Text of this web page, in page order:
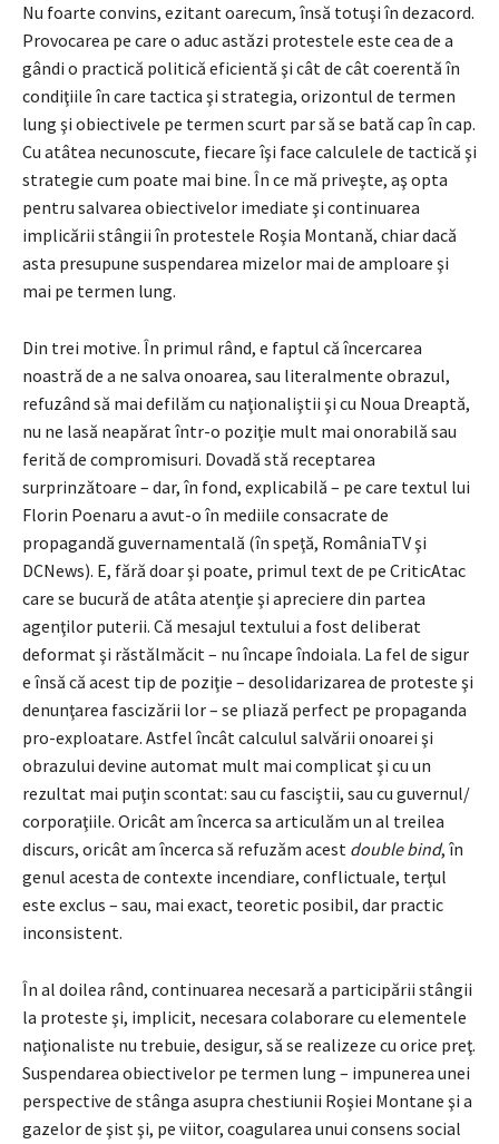
Nu foarte convins, ezitant oarecum, însă totuşi în dezacord.
Provocarea pe care o aduc astăzi protestele este cea de a
gândi o practică politică eficientă şi cât de cât coerentă în
condiţiile în care tactica şi strategia, orizontul de termen
lung şi obiectivele pe termen scurt par să se bată cap în cap.
Cu atâtea necunoscute, fiecare îşi face calculele de tactică şi
strategie cum poate mai bine. În ce mă priveşte, aş opta
pentru salvarea obiectivelor imediate şi continuarea
implicării stângii în protestele Roşia Montană, chiar dacă
asta presupune suspendarea mizelor mai de amploare şi
mai pe termen lung.
Din trei motive. În primul rând, e faptul că încercarea
noastră de a ne salva onoarea, sau literalmente obrazul,
refuzând să mai defilăm cu naţionaliştii şi cu Noua Dreaptă,
nu ne lasă neapărat într-o poziţie mult mai onorabilă sau
ferită de compromisuri. Dovadă stă receptarea
surprinzătoare – dar, în fond, explicabilă – pe care textul lui
Florin Poenaru a avut-o în mediile consacrate de
propagandă guvernamentală (în speţă, RomâniaTV şi
DCNews). E, fără doar şi poate, primul text de pe CriticAtac
care se bucură de atâta atenţie şi apreciere din partea
agenţilor puterii. Că mesajul textului a fost deliberat
deformat şi răstălmăcit – nu încape îndoiala. La fel de sigur
e însă că acest tip de poziţie – desolidarizarea de proteste şi
denunţarea fascizării lor – se pliază perfect pe propaganda
pro-exploatare. Astfel încât calculul salvării onoarei şi
obrazului devine automat mult mai complicat şi cu un
rezultat mai puţin scontat: sau cu fasciştii, sau cu guvernul/
corporaţiile. Oricât am încerca sa articulăm un al treilea
discurs, oricât am încerca să refuzăm acest double bind, în
genul acesta de contexte incendiare, conflictuale, terţul
este exclus – sau, mai exact, teoretic posibil, dar practic
inconsistent.
În al doilea rând, continuarea necesară a participării stângii
la proteste şi, implicit, necesara colaborare cu elementele
naţionaliste nu trebuie, desigur, să se realizeze cu orice preţ.
Suspendarea obiectivelor pe termen lung – impunerea unei
perspective de stânga asupra chestiunii Roşiei Montane şi a
gazelor de şist şi, pe viitor, coagularea unui consens social